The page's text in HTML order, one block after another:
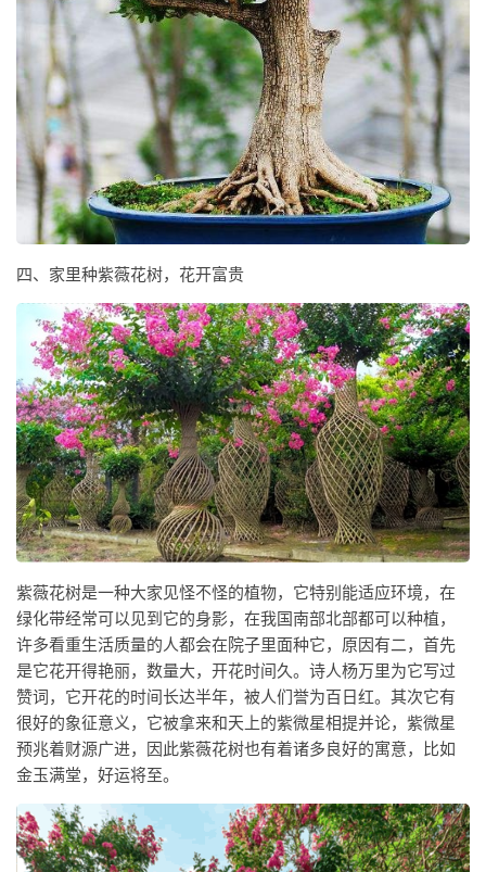
四、家里种紫薇花树，花开富贵
紫薇花树是一种大家见怪不怪的植物，它特别能适应环境，在
绿化带经常可以见到它的身影，在我国南部北部都可以种植，
许多看重生活质量的人都会在院子里面种它，原因有二，首先
是它花开得艳丽，数量大，开花时间久。诗人杨万里为它写过
赞词，它开花的时间长达半年，被人们誉为百日红。其次它有
很好的象征意义，它被拿来和天上的紫微星相提并论，紫微星
预兆着财源广进，因此紫薇花树也有着诸多良好的寓意，比如
金玉满堂，好运将至。